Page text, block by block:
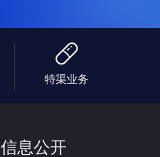
特渠业务
信息公开